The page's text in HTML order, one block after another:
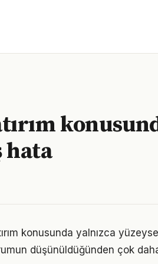
hata
konusunda yalnızca
düşünüldüğünden çok